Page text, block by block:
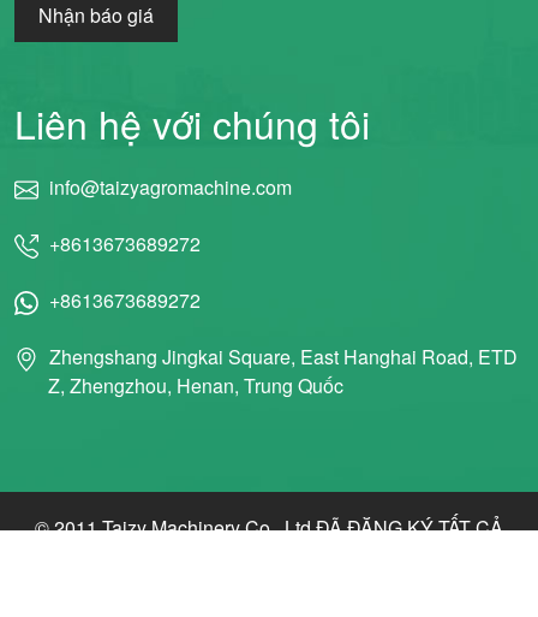
Nhận báo giá
Liên hệ với chúng tôi
info@taizyagromachine.com
+8613673689272
+8613673689272
Zhengshang Jingkai Square, East Hanghai Road, ETD
Z, Zhengzhou, Henan, Trung Quốc
© 2011 Taizy Machinery Co., Ltd ĐÃ ĐĂNG KÝ TẤT CẢ